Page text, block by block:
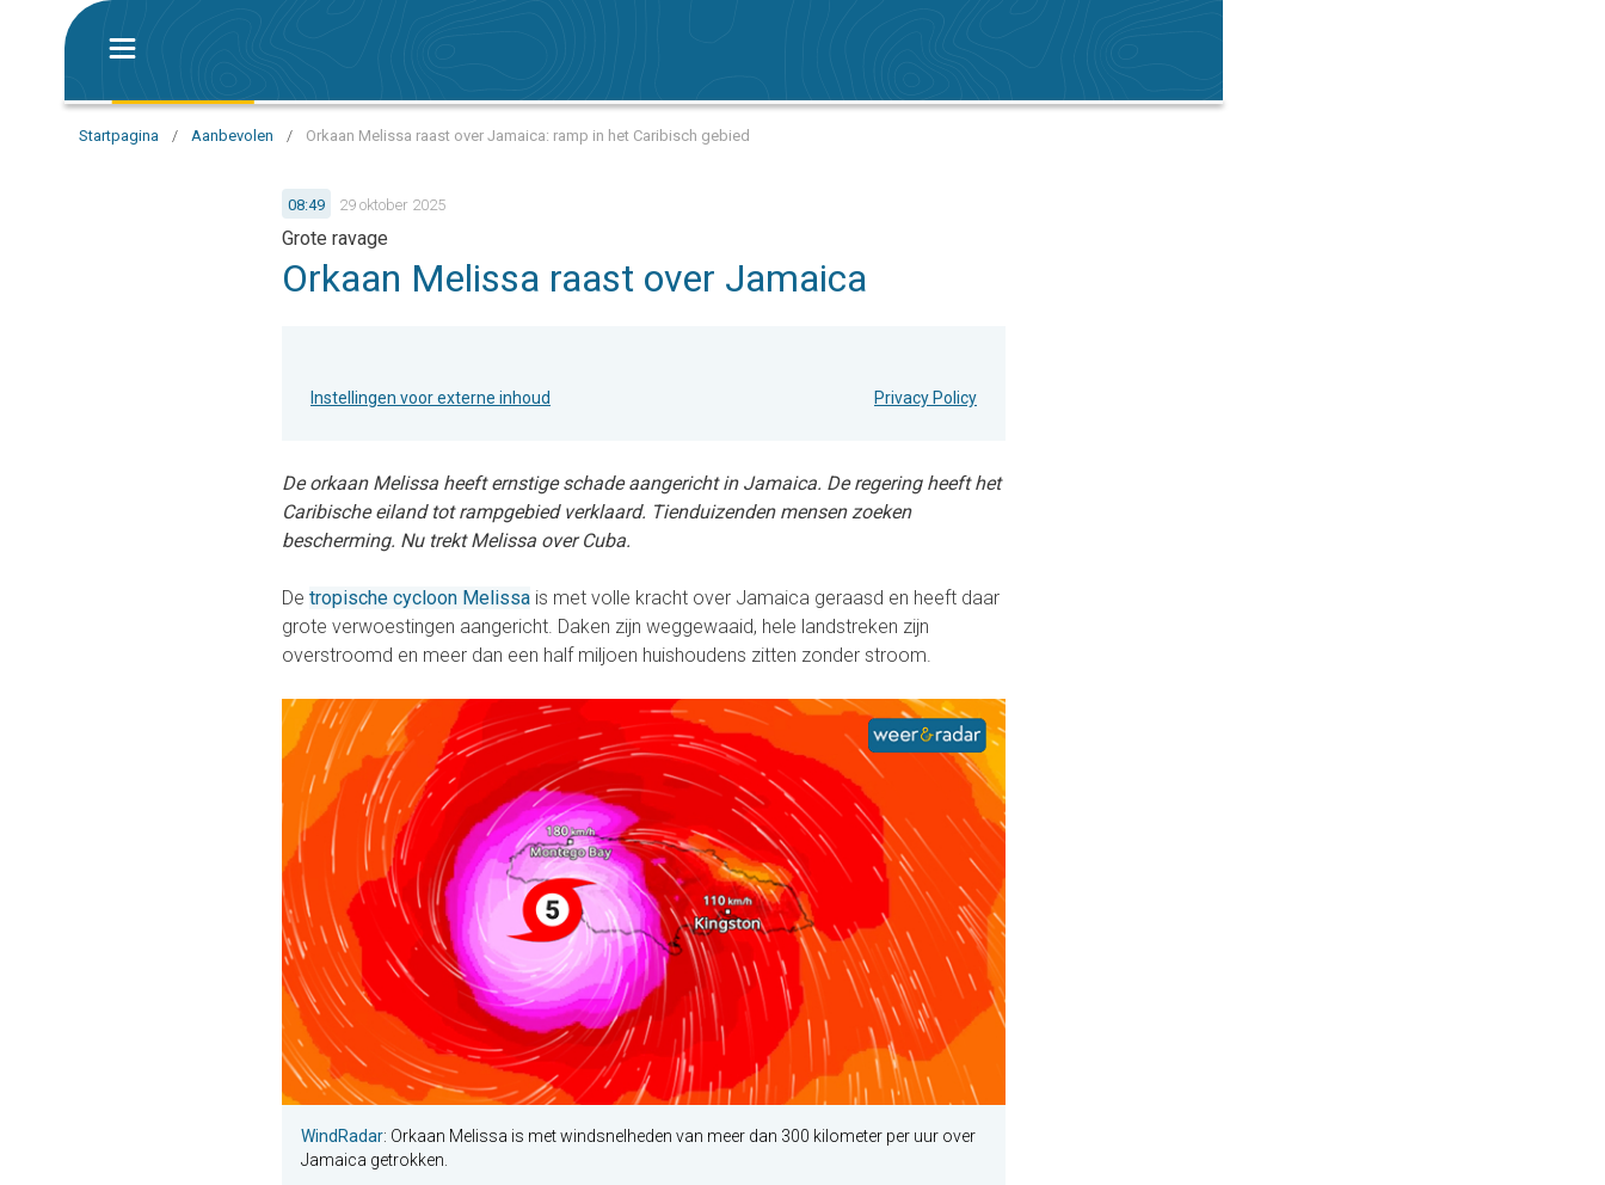
Startpagina / Aanbevolen / Orkaan Melissa raast over Jamaica: ramp in het Caribisch gebied
08:49 29 oktober 2025
Grote ravage
Orkaan Melissa raast over Jamaica
Instellingen voor externe inhoud Privacy Policy
De orkaan Melissa heeft ernstige schade aangericht in Jamaica. De regering heeft het
Caribische eiland tot rampgebied verklaard. Tienduizenden mensen zoeken
bescherming. Nu trekt Melissa over Cuba.
De tropische cycloon Melissa is met volle kracht over Jamaica geraasd en heeft daar
grote verwoestingen aangericht. Daken zijn weggewaaid, hele landstreken zijn
overstroomd en meer dan een half miljoen huishoudens zitten zonder stroom.
WindRadar: Orkaan Melissa is met windsnelheden van meer dan 300 kilometer per uur over
Jamaica getrokken.